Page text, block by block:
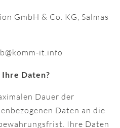
GmbH & Co. KG, Salmas
it.info
Daten?
Dauer der
Daten an die
Ihre Daten